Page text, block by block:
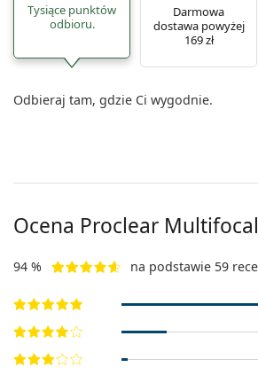
Tysiące punktów
odbioru.
Darmowa
dostawa powyżej
169 zł
Odbieraj tam, gdzie Ci wygodnie.
Ocena Proclear Multifocal
94 % na podstawie 59